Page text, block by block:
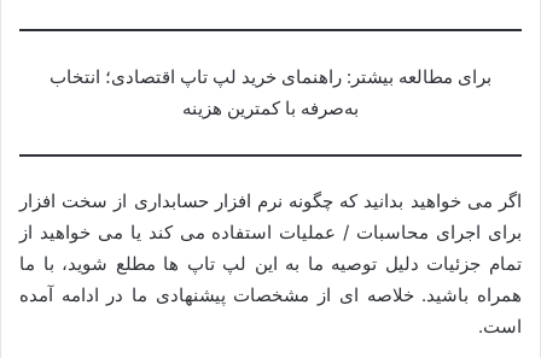
برای مطالعه بیشتر: راهنمای خرید لپ‌ تاپ اقتصادی؛ انتخاب
به‌صرفه با کمترین هزینه
اگر می خواهید بدانید که چگونه نرم افزار حسابداری از سخت افزار
برای اجرای محاسبات / عملیات استفاده می کند یا می خواهید از
تمام جزئیات دلیل توصیه ما به این لپ تاپ ها مطلع شوید، با ما
همراه باشید. خلاصه ای از مشخصات پیشنهادی ما در ادامه آمده
است.